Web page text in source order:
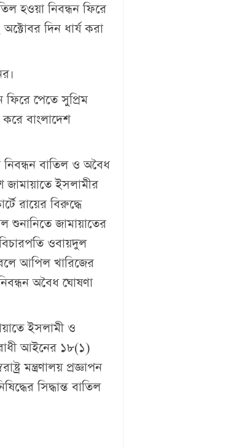
হওয়া নিবন্ধন ফিরে
দিন ধার্য করা
পেতে সুপ্রিম
বাংলাদেশ
বাতিল ও অবৈধ
ইসলামীর
রায়ের বিরুদ্ধে
শুনানিতে জামায়াতের
ওবায়দুল
আপিল খারিজের
অবৈধ ঘোষণা
ইসলামী ও
আইনের ১৮(১)
মন্ত্রণালয় প্রজ্ঞাপন
সিদ্ধান্ত বাতিল